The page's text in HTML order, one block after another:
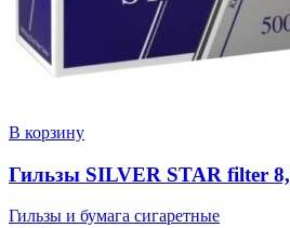
В корзину
Гильзы SILVER STAR filter
Гильзы и бумага сигаретные